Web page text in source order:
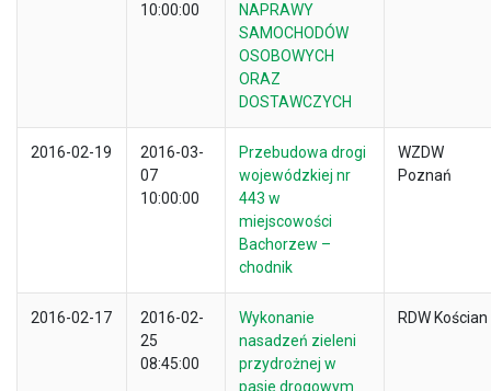
10:00:00
NAPRAWY
SAMOCHODÓW
OSOBOWYCH
ORAZ
DOSTAWCZYCH
2016-02-19
2016-03-
07
10:00:00
Przebudowa drogi
wojewódzkiej nr
443 w
miejscowości
Bachorzew –
chodnik
WZDW
Poznań
2016-02-17
2016-02-
25
08:45:00
Wykonanie
nasadzeń zieleni
przydrożnej w
pasie drogowym
RDW Kościan